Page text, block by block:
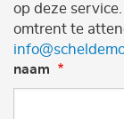
op deze
omtrent te
naam